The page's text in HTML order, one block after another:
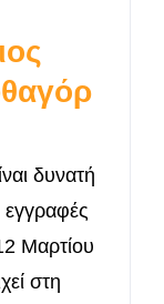
δυνατή
Μαρτίου
στη